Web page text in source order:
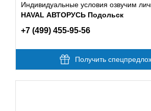
Индивидуальные условия озвучим
HAVAL АВТОРУСЬ Подольск
+7 (499) 455-95-56
Получить